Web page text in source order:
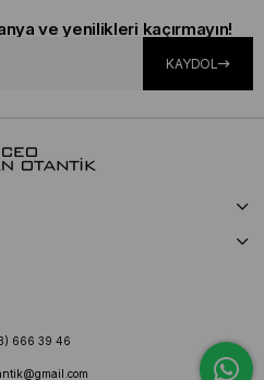
ve yenilikleri kaçırmayın!
KAYDOL
666 39 46